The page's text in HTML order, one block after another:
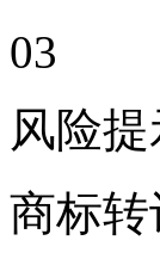
03
风险
商标